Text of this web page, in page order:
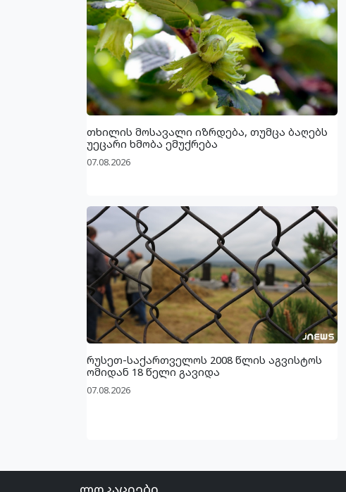
თხილის მოსავალი იზრდება, თუმცა ბაღებს
უეცარი ხმობა ემუქრება
07.08.2026
რუსეთ-საქართველოს 2008 წლის აგვისტოს
ომიდან 18 წელი გავიდა
07.08.2026